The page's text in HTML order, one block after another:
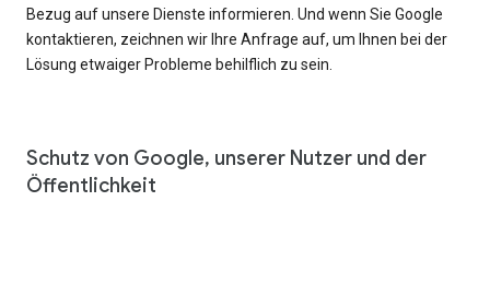
Bezug auf unsere Dienste informieren. Und wenn Sie Google
kontaktieren, zeichnen wir Ihre Anfrage auf, um Ihnen bei der
Lösung etwaiger Probleme behilflich zu sein.
Schutz von Google, unserer Nutzer und der
Öffentlichkeit